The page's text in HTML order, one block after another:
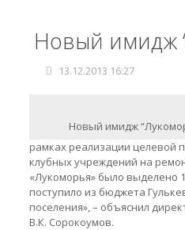
Новый имидж
13.12.2013 16:27
Новый имидж
рамках реализации целевой
клубных учреждений на
«Лукоморья» было выделено
поступило из бюджета
поселения», – объяснил
В.К. Сорокоумов.